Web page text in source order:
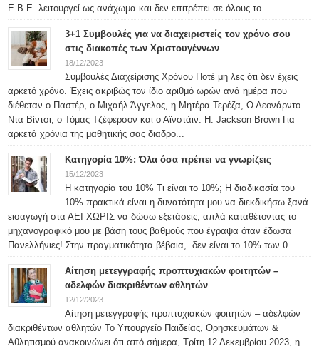
Ε.Β.Ε. λειτουργεί ως ανάχωμα και δεν επιτρέπει σε όλους το...
3+1 Συμβουλές για να διαχειριστείς τον χρόνο σου
στις διακοπές των Χριστουγέννων
18/12/2023
Συμβουλές Διαχείρισης Χρόνου Ποτέ μη λες ότι δεν έχεις
αρκετό χρόνο. Έχεις ακριβώς τον ίδιο αριθμό ωρών ανά ημέρα που
διέθεταν ο Παστέρ, ο Μιχαήλ Άγγελος, η Μητέρα Τερέζα, Ο Λεονάρντο
Ντα Βίντσι, ο Τόμας Τζέφερσον και ο Αϊνστάιν. H. Jackson Brown Για
αρκετά χρόνια της μαθητικής σας διαδρο...
Κατηγορία 10%: Όλα όσα πρέπει να γνωρίζεις
15/12/2023
Η κατηγορία του 10% Τι είναι το 10%; Η διαδικασία του
10% πρακτικά είναι η δυνατότητα μου να διεκδικήσω ξανά
εισαγωγή στα ΑΕΙ ΧΩΡΙΣ να δώσω εξετάσεις, απλά καταθέτοντας το
μηχανογραφικό μου με βάση τους βαθμούς που έγραψα όταν έδωσα
Πανελλήνιες! Στην πραγματικότητα βέβαια, δεν είναι το 10% των θ...
Αίτηση μετεγγραφής προπτυχιακών φοιτητών –
αδελφών διακριθέντων αθλητών
12/12/2023
Αίτηση μετεγγραφής προπτυχιακών φοιτητών – αδελφών
διακριθέντων αθλητών Το Υπουργείο Παιδείας, Θρησκευμάτων &
Αθλητισμού ανακοινώνει ότι από σήμερα, Τρίτη 12 Δεκεμβρίου 2023, η